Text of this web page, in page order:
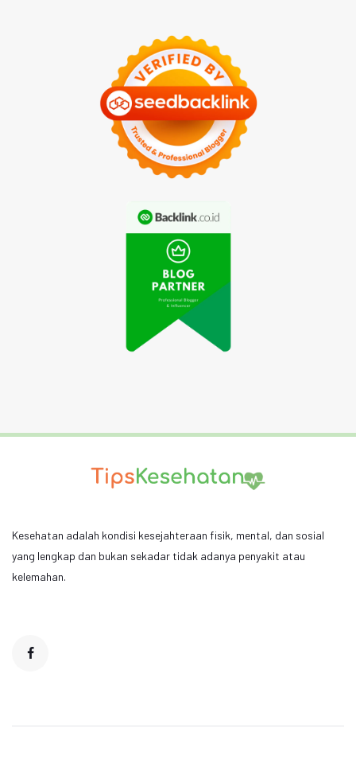
Kesehatan adalah kondisi kesejahteraan fisik, mental, dan sosial
yang lengkap dan bukan sekadar tidak adanya penyakit atau
kelemahan.